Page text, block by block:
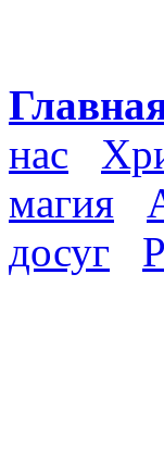
нас
магия
досуг